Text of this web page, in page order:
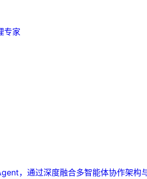
专家
，通过深度融合多智能体协作架构